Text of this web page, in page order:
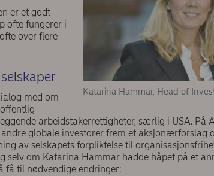
Katarina Hammar, Head of
er et godt
ofte fungerer i
over flere
med om
arbeidstakerrettigheter, særlig i USA. På
globale investorer frem et aksjonærforslag
av selskapets forpliktelse til
selv om Katarina Hammar hadde håpet på et
få til nødvendige endringer: